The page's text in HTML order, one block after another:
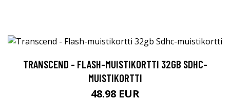
TRANSCEND - FLASH-MUISTIKORTTI 32GB SDHC-
MUISTIKORTTI
48.98 EUR